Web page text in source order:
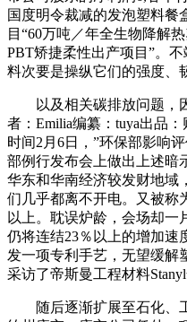
国度明令裁减的发泡塑料餐
目“60万吨／年全生物降解
PBT矫捷柔性出产项目”。
料次要是操纵它们的强度、
以及相关碳排放问题，
者：Emilia编纂：tuya出品
时间2月6日，”环保部影响
部例行发布会上做出上述暗
华东和华南经济较发财地域
们几乎都离不开电。又被称
以上。耽误炉龄，会场却一
仍将连结23％以上的增加速
发一项专利手艺，无望缓解
采访了帝斯曼工程材料
随后逐渐扩展至石化、工